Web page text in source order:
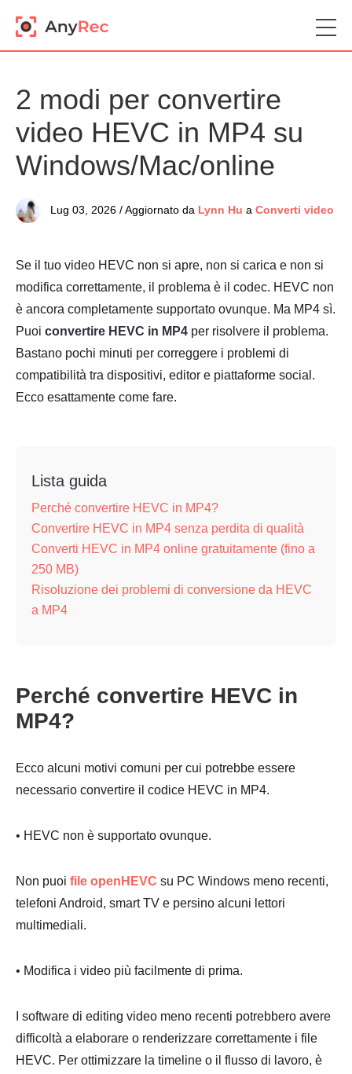
2 modi per convertire
video HEVC in MP4 su
Windows/Mac/online
Lug 03, 2026 / Aggiornato da Lynn Hu a Converti video
Se il tuo video HEVC non si apre, non si carica e non si
modifica correttamente, il problema è il codec. HEVC non
è ancora completamente supportato ovunque. Ma MP4 sì.
Puoi convertire HEVC in MP4 per risolvere il problema.
Bastano pochi minuti per correggere i problemi di
compatibilità tra dispositivi, editor e piattaforme social.
Ecco esattamente come fare.
Lista guida
Perché convertire HEVC in MP4?
Convertire HEVC in MP4 senza perdita di qualità
Converti HEVC in MP4 online gratuitamente (fino a
250 MB)
Risoluzione dei problemi di conversione da HEVC
a MP4
Perché convertire HEVC in
MP4?
Ecco alcuni motivi comuni per cui potrebbe essere
necessario convertire il codice HEVC in MP4.
• HEVC non è supportato ovunque.
Non puoi file openHEVC su PC Windows meno recenti,
telefoni Android, smart TV e persino alcuni lettori
multimediali.
• Modifica i video più facilmente di prima.
I software di editing video meno recenti potrebbero avere
difficoltà a elaborare o renderizzare correttamente i file
HEVC. Per ottimizzare la timeline o il flusso di lavoro, è